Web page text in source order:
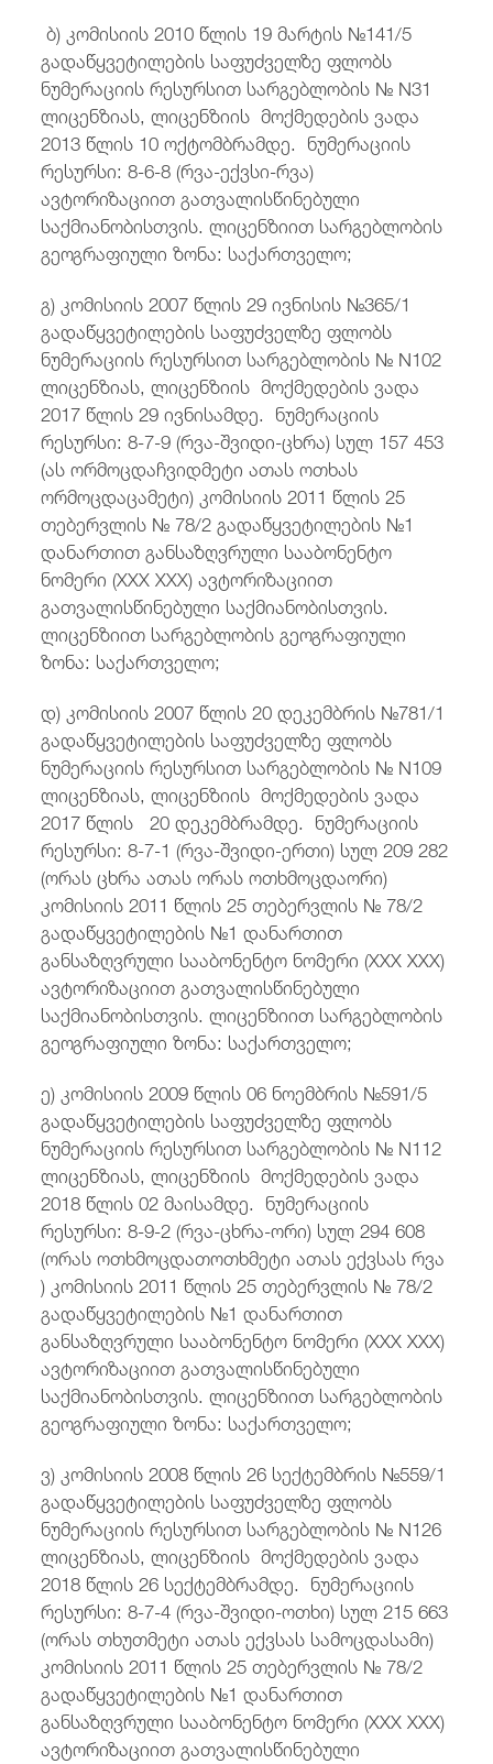
ბ) კომისიის 2010 წლის 19 მარტის №141/5
გადაწყვეტილების საფუძველზე ფლობს
ნუმერაციის რესურსით სარგებლობის № N31
ლიცენზიას, ლიცენზიის მოქმედების ვადა
2013 წლის 10 ოქტომბრამდე. ნუმერაციის
რესურსი: 8-6-8 (რვა-ექვსი-რვა)
ავტორიზაციით გათვალისწინებული
საქმიანობისთვის. ლიცენზიით სარგებლობის
გეოგრაფიული ზონა: საქართველო;
გ) კომისიის 2007 წლის 29 ივნისის №365/1
გადაწყვეტილების საფუძველზე ფლობს
ნუმერაციის რესურსით სარგებლობის № N102
ლიცენზიას, ლიცენზიის მოქმედების ვადა
2017 წლის 29 ივნისამდე. ნუმერაციის
რესურსი: 8-7-9 (რვა-შვიდი-ცხრა) სულ 157 453
(ას ორმოცდაჩვიდმეტი ათას ოთხას
ორმოცდაცამეტი) კომისიის 2011 წლის 25
თებერვლის № 78/2 გადაწყვეტილების №1
დანართით განსაზღვრული სააბონენტო
ნომერი (XXX XXX) ავტორიზაციით
გათვალისწინებული საქმიანობისთვის.
ლიცენზიით სარგებლობის გეოგრაფიული
ზონა: საქართველო;
დ) კომისიის 2007 წლის 20 დეკემბრის №781/1
გადაწყვეტილების საფუძველზე ფლობს
ნუმერაციის რესურსით სარგებლობის № N109
ლიცენზიას, ლიცენზიის მოქმედების ვადა
2017 წლის 20 დეკემბრამდე. ნუმერაციის
რესურსი: 8-7-1 (რვა-შვიდი-ერთი) სულ 209 282
(ორას ცხრა ათას ორას ოთხმოცდაორი)
კომისიის 2011 წლის 25 თებერვლის № 78/2
გადაწყვეტილების №1 დანართით
განსაზღვრული სააბონენტო ნომერი (XXX XXX)
ავტორიზაციით გათვალისწინებული
საქმიანობისთვის. ლიცენზიით სარგებლობის
გეოგრაფიული ზონა: საქართველო;
ე) კომისიის 2009 წლის 06 ნოემბრის №591/5
გადაწყვეტილების საფუძველზე ფლობს
ნუმერაციის რესურსით სარგებლობის № N112
ლიცენზიას, ლიცენზიის მოქმედების ვადა
2018 წლის 02 მაისამდე. ნუმერაციის
რესურსი: 8-9-2 (რვა-ცხრა-ორი) სულ 294 608
(ორას ოთხმოცდათოთხმეტი ათას ექვსას რვა
) კომისიის 2011 წლის 25 თებერვლის № 78/2
გადაწყვეტილების №1 დანართით
განსაზღვრული სააბონენტო ნომერი (XXX XXX)
ავტორიზაციით გათვალისწინებული
საქმიანობისთვის. ლიცენზიით სარგებლობის
გეოგრაფიული ზონა: საქართველო;
ვ) კომისიის 2008 წლის 26 სექტემბრის №559/1
გადაწყვეტილების საფუძველზე ფლობს
ნუმერაციის რესურსით სარგებლობის № N126
ლიცენზიას, ლიცენზიის მოქმედების ვადა
2018 წლის 26 სექტემბრამდე. ნუმერაციის
რესურსი: 8-7-4 (რვა-შვიდი-ოთხი) სულ 215 663
(ორას თხუთმეტი ათას ექვსას სამოცდასამი)
კომისიის 2011 წლის 25 თებერვლის № 78/2
გადაწყვეტილების №1 დანართით
განსაზღვრული სააბონენტო ნომერი (XXX XXX)
ავტორიზაციით გათვალისწინებული